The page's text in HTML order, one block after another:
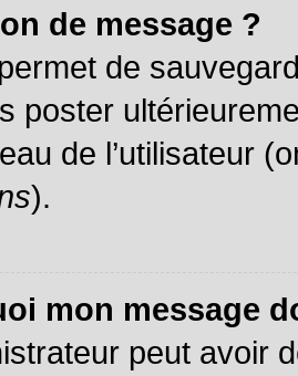
de message ?
de
poster
de l’utilisateur
).
mon message
peut avoir